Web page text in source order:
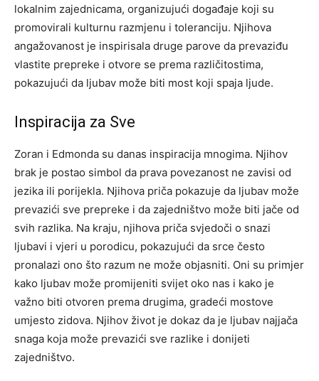
lokalnim zajednicama, organizujući događaje koji su
promovirali kulturnu razmjenu i toleranciju. Njihova
angažovanost je inspirisala druge parove da prevaziđu
vlastite prepreke i otvore se prema različitostima,
pokazujući da ljubav može biti most koji spaja ljude.
Inspiracija za Sve
Zoran i Edmonda su danas inspiracija mnogima. Njihov
brak je postao simbol da prava povezanost ne zavisi od
jezika ili porijekla. Njihova priča pokazuje da ljubav može
prevazići sve prepreke i da zajedništvo može biti jače od
svih razlika. Na kraju, njihova priča svjedoči o snazi
ljubavi i vjeri u porodicu, pokazujući da srce često
pronalazi ono što razum ne može objasniti. Oni su primjer
kako ljubav može promijeniti svijet oko nas i kako je
važno biti otvoren prema drugima, gradeći mostove
umjesto zidova. Njihov život je dokaz da je ljubav najjača
snaga koja može prevazići sve razlike i donijeti
zajedništvo.